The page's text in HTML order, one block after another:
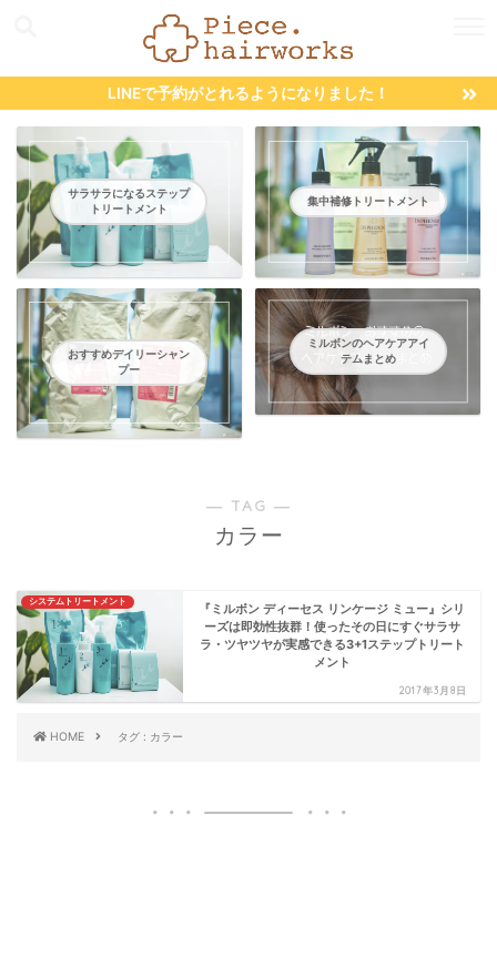
LINEで予約がとれるようになりました！
サラサラになるステップ
トリートメント
集中補修トリートメント
おすすめデイリーシャン
プー
ミルボンのヘアケアアイ
テムまとめ
― TAG ―
カラー
システムトリートメント
『ミルボン ディーセス リンケージ ミュー』シリ
ーズは即効性抜群！使ったその日にすぐサラサ
ラ・ツヤツヤが実感できる3+1ステップトリート
メント
2017年3月8日
HOME タグ : カラー